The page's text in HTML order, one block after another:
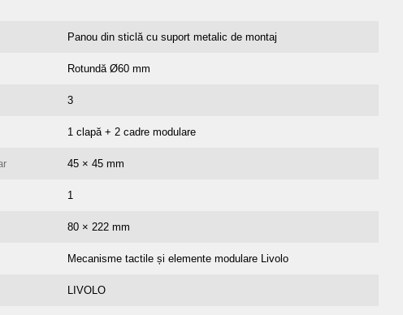
Panou din sticlă cu suport metalic de montaj
Rotundă Ø60 mm
3
1 clapă + 2 cadre modulare
45 × 45 mm
1
80 × 222 mm
Mecanisme tactile și elemente modulare Livolo
LIVOLO